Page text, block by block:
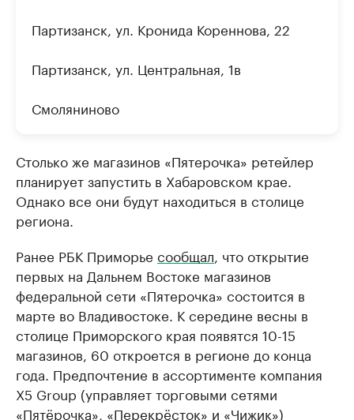
Партизанск, ул. Кронида Кореннова, 22
Партизанск, ул. Центральная, 1в
Смоляниново
Столько же магазинов «Пятерочка» ретейлер
планирует запустить в Хабаровском крае.
Однако все они будут находиться в столице
региона.
Ранее РБК Приморье сообщал , что открытие
первых на Дальнем Востоке магазинов
федеральной сети «Пятерочка» состоится в
марте во Владивостоке. К середине весны в
столице Приморского края появятся 10-15
магазинов, 60 откроется в регионе до конца
года. Предпочтение в ассортименте компания
Х5 Group (управляет торговыми сетями
«Пятёрочка», «Перекрёсток» и «Чижик»)